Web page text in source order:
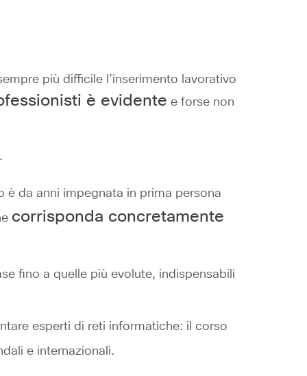
più difficile l’inserimento lavorativo
è evidente e forse non
.
è da anni impegnata in prima persona
corrisponda concretamente
fino a quelle più evolute, indispensabili
esperti di reti informatiche: il corso
e internazionali.